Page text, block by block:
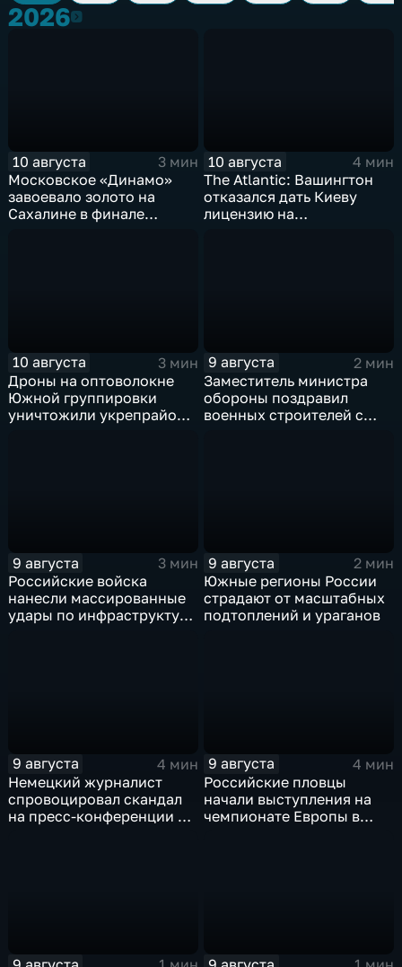
20262026
10 августа
3 мин
Московское «Динамо»
завоевало золото на
Сахалине в финале
10 августа
4 мин
The Atlantic: Вашингтон
отказался дать Киеву
лицензию на
10 августа
3 мин
Дроны на оптоволокне
Южной группировки
уничтожили укрепрайон
9 августа
2 мин
Заместитель министра
обороны поздравил
военных строителей с
9 августа
3 мин
Российские войска
нанесли массированные
удары по инфраструктуре
9 августа
2 мин
Южные регионы России
страдают от масштабных
подтоплений и ураганов
9 августа
4 мин
Немецкий журналист
спровоцировал скандал
на пресс-конференции в
9 августа
4 мин
Российские пловцы
начали выступления на
чемпионате Европы в